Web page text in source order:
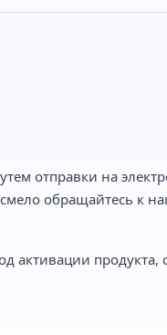
отправки на
обращайтесь к
активации